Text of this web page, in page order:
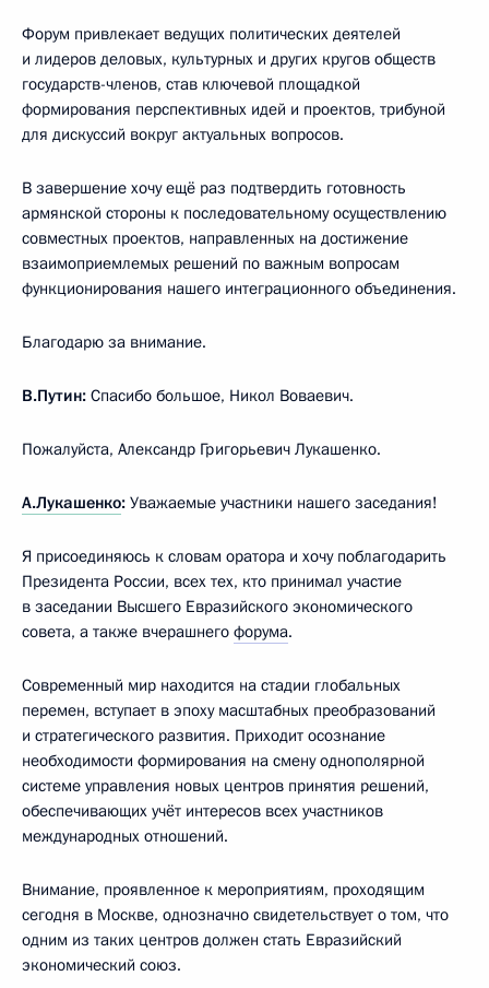
Форум привлекает ведущих политических деятелей
и лидеров деловых, культурных и других кругов обществ
государств-членов, став ключевой площадкой
формирования перспективных идей и проектов, трибуной
для дискуссий вокруг актуальных вопросов.
В завершение хочу ещё раз подтвердить готовность
армянской стороны к последовательному осуществлению
совместных проектов, направленных на достижение
взаимоприемлемых решений по важным вопросам
функционирования нашего интеграционного объединения.
Благодарю за внимание.
В.Путин: Спасибо большое, Никол Воваевич.
Пожалуйста, Александр Григорьевич Лукашенко.
А.Лукашенко: Уважаемые участники нашего заседания!
Я присоединяюсь к словам оратора и хочу поблагодарить
Президента России, всех тех, кто принимал участие
в заседании Высшего Евразийского экономического
совета, а также вчерашнего форума.
Современный мир находится на стадии глобальных
перемен, вступает в эпоху масштабных преобразований
и стратегического развития. Приходит осознание
необходимости формирования на смену однополярной
системе управления новых центров принятия решений,
обеспечивающих учёт интересов всех участников
международных отношений.
Внимание, проявленное к мероприятиям, проходящим
сегодня в Москве, однозначно свидетельствует о том, что
одним из таких центров должен стать Евразийский
экономический союз.